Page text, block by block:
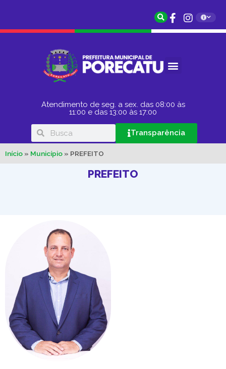
Atendimento de seg. a sex. das 08:00 às
11:00 e das 13:00 às 17:00
Transparência
Início » Município » PREFEITO
PREFEITO